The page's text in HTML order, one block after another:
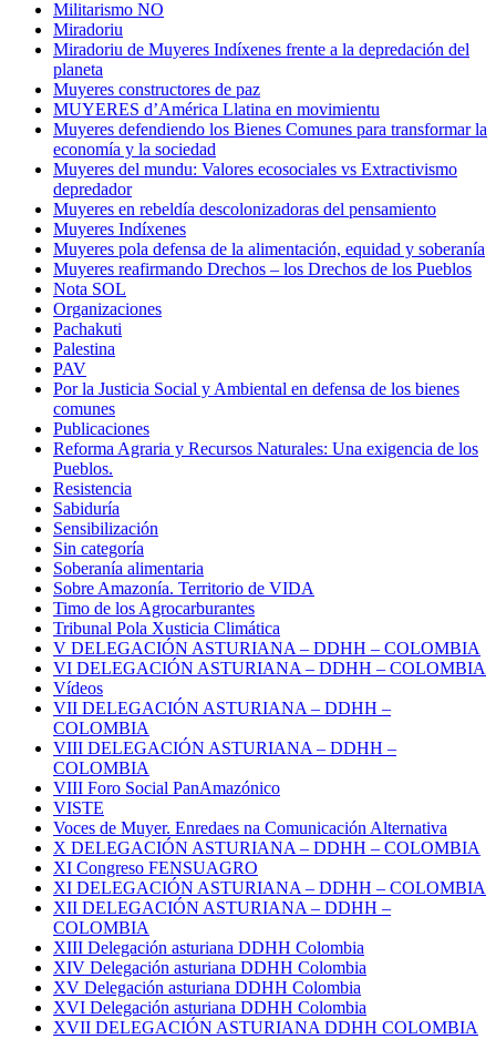
Militarismo NO
Miradoriu
Miradoriu de Muyeres Indíxenes frente a la depredación del
planeta
Muyeres constructores de paz
MUYERES d’América Llatina en movimientu
Muyeres defendiendo los Bienes Comunes para transformar la
economía y la sociedad
Muyeres del mundu: Valores ecosociales vs Extractivismo
depredador
Muyeres en rebeldía descolonizadoras del pensamiento
Muyeres Indíxenes
Muyeres pola defensa de la alimentación, equidad y soberanía
Muyeres reafirmando Drechos – los Drechos de los Pueblos
Nota SOL
Organizaciones
Pachakuti
Palestina
PAV
Por la Justicia Social y Ambiental en defensa de los bienes
comunes
Publicaciones
Reforma Agraria y Recursos Naturales: Una exigencia de los
Pueblos.
Resistencia
Sabiduría
Sensibilización
Sin categoría
Soberanía alimentaria
Sobre Amazonía. Territorio de VIDA
Timo de los Agrocarburantes
Tribunal Pola Xusticia Climática
V DELEGACIÓN ASTURIANA – DDHH – COLOMBIA
VI DELEGACIÓN ASTURIANA – DDHH – COLOMBIA
Vídeos
VII DELEGACIÓN ASTURIANA – DDHH –
COLOMBIA
VIII DELEGACIÓN ASTURIANA – DDHH –
COLOMBIA
VIII Foro Social PanAmazónico
VISTE
Voces de Muyer. Enredaes na Comunicación Alternativa
X DELEGACIÓN ASTURIANA – DDHH – COLOMBIA
XI Congreso FENSUAGRO
XI DELEGACIÓN ASTURIANA – DDHH – COLOMBIA
XII DELEGACIÓN ASTURIANA – DDHH –
COLOMBIA
XIII Delegación asturiana DDHH Colombia
XIV Delegación asturiana DDHH Colombia
XV Delegación asturiana DDHH Colombia
XVI Delegación asturiana DDHH Colombia
XVII DELEGACIÓN ASTURIANA DDHH COLOMBIA